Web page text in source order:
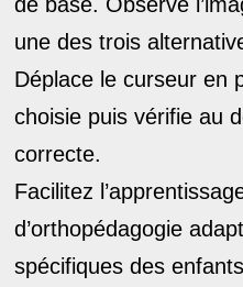
une des trois
Déplace le curseur en
choisie puis vérifie au
correcte.
Facilitez
d’orthopédagogie
spécifiques des